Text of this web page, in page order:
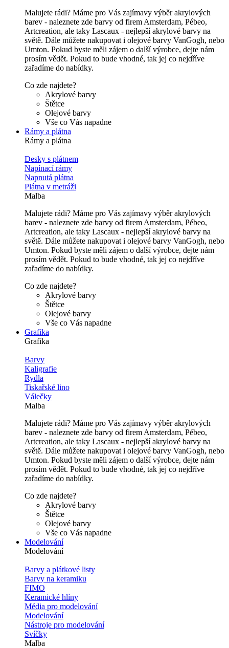
Malujete rádi? Máme pro Vás zajímavy výběr akrylových
barev - naleznete zde barvy od firem Amsterdam, Pébeo,
Artcreation, ale taky Lascaux - nejlepší akrylové barvy na
světě. Dále můžete nakupovat i olejové barvy VanGogh, nebo
Umton. Pokud byste měli zájem o další výrobce, dejte nám
prosím vědět. Pokud to bude vhodné, tak jej co nejdříve
zařadíme do nabídky.
Co zde najdete?
Akrylové barvy
Štětce
Olejové barvy
Vše co Vás napadne
Rámy a plátna
Rámy a plátna
Desky s plátnem
Napínací rámy
Napnutá plátna
Plátna v metráži
Malba
Malujete rádi? Máme pro Vás zajímavy výběr akrylových
barev - naleznete zde barvy od firem Amsterdam, Pébeo,
Artcreation, ale taky Lascaux - nejlepší akrylové barvy na
světě. Dále můžete nakupovat i olejové barvy VanGogh, nebo
Umton. Pokud byste měli zájem o další výrobce, dejte nám
prosím vědět. Pokud to bude vhodné, tak jej co nejdříve
zařadíme do nabídky.
Co zde najdete?
Akrylové barvy
Štětce
Olejové barvy
Vše co Vás napadne
Grafika
Grafika
Barvy
Kaligrafie
Rydla
Tiskařské lino
Válečky
Malba
Malujete rádi? Máme pro Vás zajímavy výběr akrylových
barev - naleznete zde barvy od firem Amsterdam, Pébeo,
Artcreation, ale taky Lascaux - nejlepší akrylové barvy na
světě. Dále můžete nakupovat i olejové barvy VanGogh, nebo
Umton. Pokud byste měli zájem o další výrobce, dejte nám
prosím vědět. Pokud to bude vhodné, tak jej co nejdříve
zařadíme do nabídky.
Co zde najdete?
Akrylové barvy
Štětce
Olejové barvy
Vše co Vás napadne
Modelování
Modelování
Barvy a plátkové listy
Barvy na keramiku
FIMO
Keramické hlíny
Média pro modelování
Modelování
Nástroje pro modelování
Svíčky
Malba